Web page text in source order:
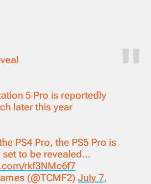
5 Pro is reportedly
later this year
PS4 Pro, the PS5 Pro is
set to be revealed…
rkf3NMc6f7
(@TCMF2) July 7,